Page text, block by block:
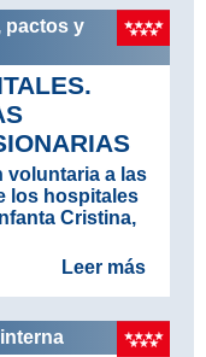
pactos y
voluntaria a las
los hospitales
Cristina,
Leer más